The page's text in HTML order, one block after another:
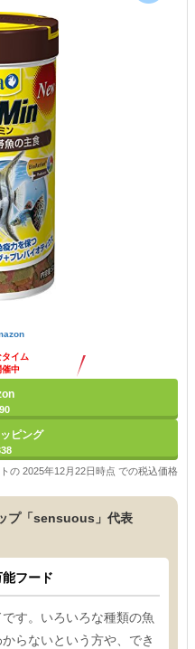
タイム
中
ピング
の 2025年12月22日時点 での税込価格
プ「sensuous」代表
フード
す。いろいろな種類の魚
らないという方や、でき